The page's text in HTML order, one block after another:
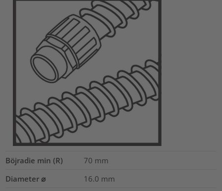
Böjradie min (R) 70 mm
Diameter ⌀
16.0 mm